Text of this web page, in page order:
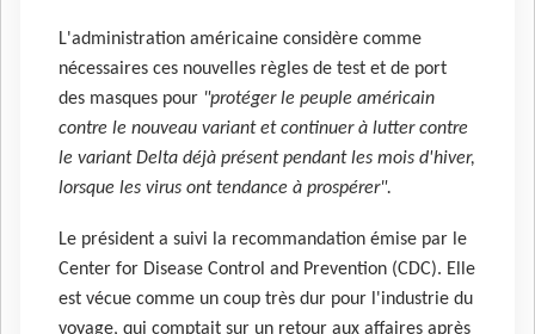
L'administration américaine considère comme
nécessaires ces nouvelles règles de test et de port
des masques pour "protéger le peuple américain
contre le nouveau variant et continuer à lutter contre
le variant Delta déjà présent pendant les mois d'hiver,
lorsque les virus ont tendance à prospérer".
Le président a suivi la recommandation émise par le
Center for Disease Control and Prevention (CDC). Elle
est vécue comme un coup très dur pour l'industrie du
voyage, qui comptait sur un retour aux affaires après